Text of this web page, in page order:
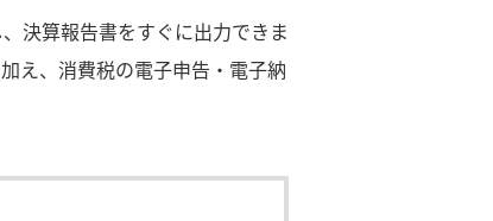
決算報告書をすぐに出力できま
え、消費税の電子申告・電子納